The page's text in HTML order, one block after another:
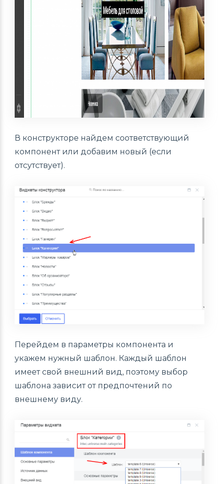
В конструкторе найдем соответствующий
компонент или добавим новый (если
отсутствует).
Перейдем в параметры компонента и
укажем нужный шаблон. Каждый шаблон
имеет свой внешний вид, поэтому выбор
шаблона зависит от предпочтений по
внешнему виду.